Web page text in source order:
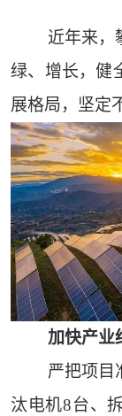
近年来，
绿、增长，健
展格局，坚定
加快产业
严把项目
汰电机8台、